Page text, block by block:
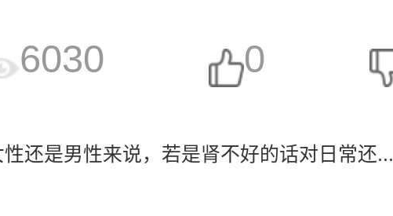
6030 0
还是男性来说，若是肾不好的话对日常还...